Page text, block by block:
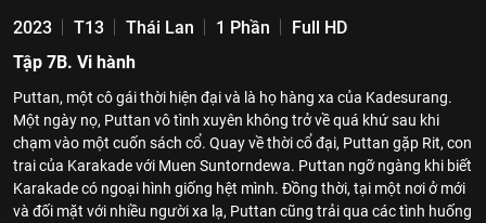
2023 T13 Thái Lan 1 Phần
Full HD
Tập 7B. Vi hành
Puttan, một cô gái thời hiện đại và là họ hàng xa của Kadesurang.
Một ngày nọ, Puttan vô tình xuyên không trở về quá khứ sau khi
chạm vào một cuốn sách cổ. Quay về thời cổ đại, Puttan gặp Rit, con
trai của Karakade với Muen Suntorndewa. Puttan ngỡ ngàng khi biết
Karakade có ngoại hình giống hệt mình. Đồng thời, tại một nơi ở mới
và đối mặt với nhiều người xa lạ, Puttan cũng trải qua các tình huống